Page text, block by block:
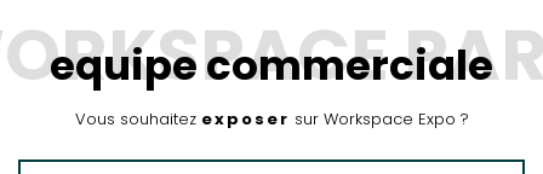
equipe commerciale
Vous souhaitez exposer sur Workspace Expo ?